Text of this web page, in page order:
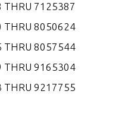
THRU 7125387
THRU 8050624
THRU 8057544
THRU 9165304
THRU 9217755